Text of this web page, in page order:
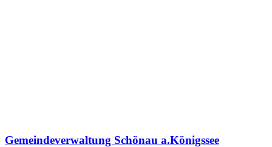
Gemeindeverwaltung Schönau a.Königssee